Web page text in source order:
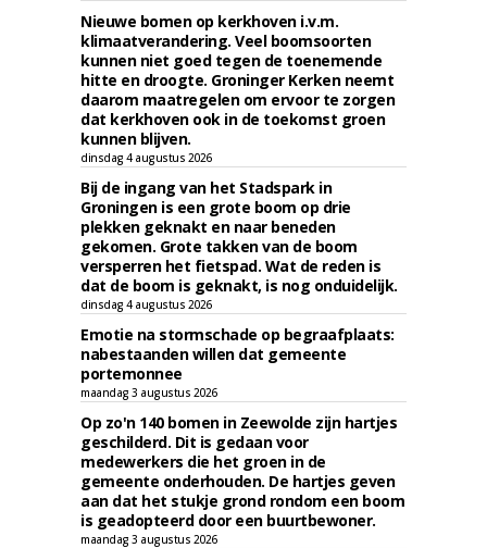
Nieuwe bomen op kerkhoven i.v.m.
klimaatverandering. Veel boomsoorten
kunnen niet goed tegen de toenemende
hitte en droogte. Groninger Kerken neemt
daarom maatregelen om ervoor te zorgen
dat kerkhoven ook in de toekomst groen
kunnen blijven.
dinsdag 4 augustus 2026
Bij de ingang van het Stadspark in
Groningen is een grote boom op drie
plekken geknakt en naar beneden
gekomen. Grote takken van de boom
versperren het fietspad. Wat de reden is
dat de boom is geknakt, is nog onduidelijk.
dinsdag 4 augustus 2026
Emotie na stormschade op begraafplaats:
nabestaanden willen dat gemeente
portemonnee
maandag 3 augustus 2026
Op zo'n 140 bomen in Zeewolde zijn hartjes
geschilderd. Dit is gedaan voor
medewerkers die het groen in de
gemeente onderhouden. De hartjes geven
aan dat het stukje grond rondom een boom
is geadopteerd door een buurtbewoner.
maandag 3 augustus 2026